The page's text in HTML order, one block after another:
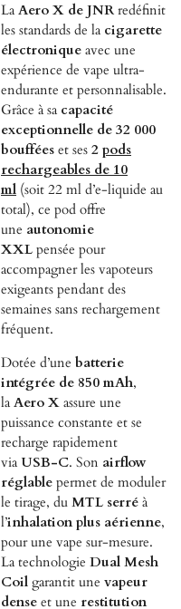
La Aero X de JNR redéfinit
les standards de la cigarette
électronique avec une
expérience de vape ultra-
endurante et personnalisable.
Grâce à sa capacité
exceptionnelle de 32 000
bouffées et ses 2 pods
rechargeables de 10
ml (soit 22 ml d’e-liquide au
total), ce pod offre
une autonomie
XXL pensée pour
accompagner les vapoteurs
exigeants pendant des
semaines sans rechargement
fréquent.
Dotée d’une batterie
intégrée de 850 mAh,
la Aero X assure une
puissance constante et se
recharge rapidement
via USB-C. Son airflow
réglable permet de moduler
le tirage, du MTL serré à
l’inhalation plus aérienne,
pour une vape sur-mesure.
La technologie Dual Mesh
Coil garantit une vapeur
dense et une restitution